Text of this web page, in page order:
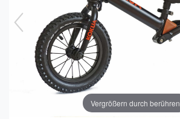
Vergrößern durch berühren